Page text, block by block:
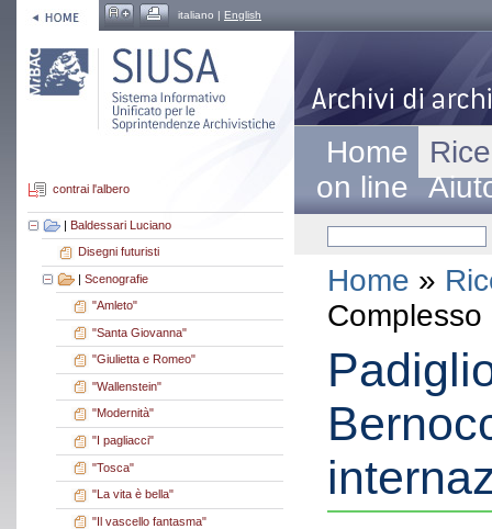
italiano | English
contrai l'albero
| Baldessari Luciano
Disegni futuristi
| Scenografie
"Amleto"
"Santa Giovanna"
"Giulietta e Romeo"
"Wallenstein"
"Modernità"
"I pagliacci"
"Tosca"
"La vita è bella"
"Il vascello fantasma"
Home
on line
Home »